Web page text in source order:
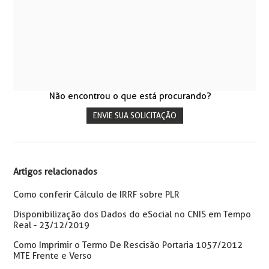
Não encontrou o que está procurando?
ENVIE SUA SOLICITAÇÃO
Artigos relacionados
Como conferir Cálculo de IRRF sobre PLR
Disponibilização dos Dados do eSocial no CNIS em Tempo
Real - 23/12/2019
Como Imprimir o Termo De Rescisão Portaria 1057/2012
MTE Frente e Verso